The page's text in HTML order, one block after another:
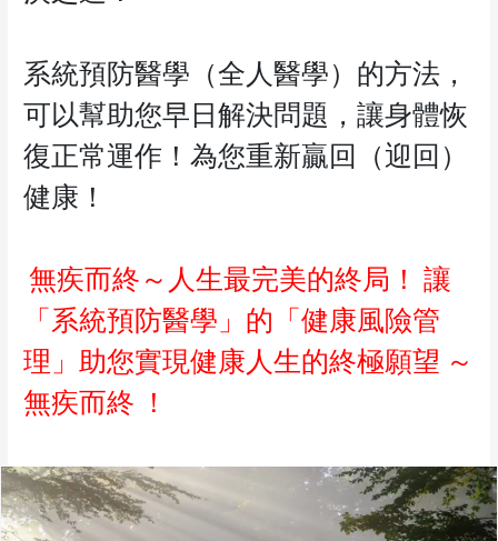
系統預防醫學（全人醫學）的方法，
可以幫助您早日解決問題，讓身體恢
復正常運作！為您重新贏回（迎回）
健康！
無疾而終～人生最完美的終局！ 讓
「系統預防醫學」的「健康風險管
理」助您實現健康人生的終極願望 ～
無疾而終 ！